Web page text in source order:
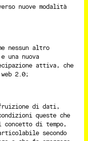
nuove modalità
nessun altro
una nuova
attiva, che
2.0;
di dati,
queste che
concetto di tempo,
secondo